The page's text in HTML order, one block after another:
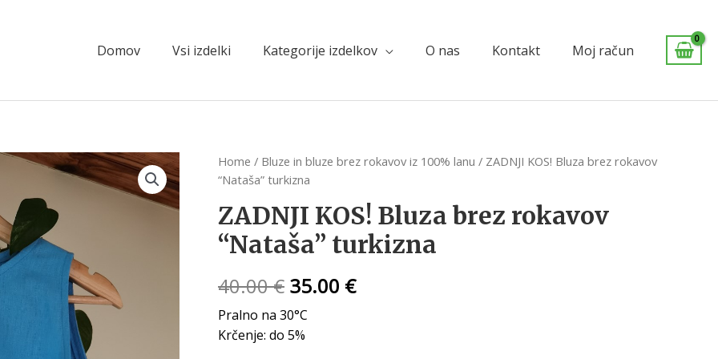
Domov Vsi izdelki Kategorije izdelkov O nas Kontakt Moj račun
Home / Bluze in bluze brez rokavov iz 100% lanu / ZADNJI KOS! Bluza brez rokavov
“Nataša” turkizna
ZADNJI KOS! Bluza brez rokavov
“Nataša” turkizna
40.00€ 35.00 €
Pralno na 30°C
Krčenje: do 5%